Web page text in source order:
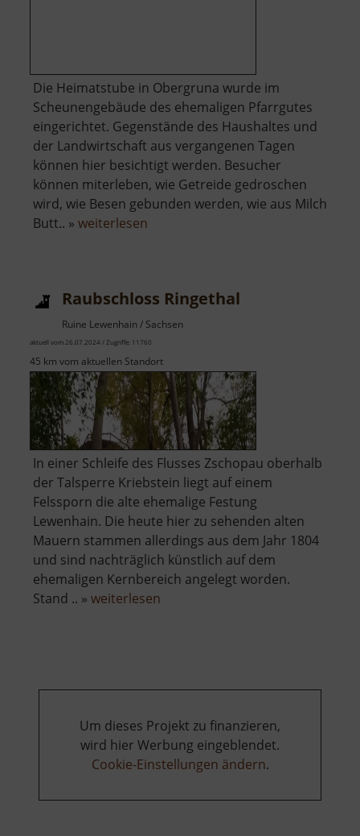
Die Heimatstube in Obergruna wurde im
Scheunengebäude des ehemaligen Pfarrgutes
eingerichtet. Gegenstände des Haushaltes und
der Landwirtschaft aus vergangenen Tagen
können hier besichtigt werden. Besucher
können miterleben, wie Getreide gedroschen
wird, wie Besen gebunden werden, wie aus Milch
Butt.. » weiterlesen
Raubschloss Ringethal
Ruine Lewenhain / Sachsen
aktuell vom 26.07.2024 / Zugriffe: 11760
45 km vom aktuellen Standort
In einer Schleife des Flusses Zschopau oberhalb
der Talsperre Kriebstein liegt auf einem
Felssporn die alte ehemalige Festung
Lewenhain. Die heute hier zu sehenden alten
Mauern stammen allerdings aus dem Jahr 1804
und sind nachträglich künstlich auf dem
ehemaligen Kernbereich angelegt worden.
Stand .. » weiterlesen
Um dieses Projekt zu finanzieren,
wird hier Werbung eingeblendet.
Cookie-Einstellungen ändern.